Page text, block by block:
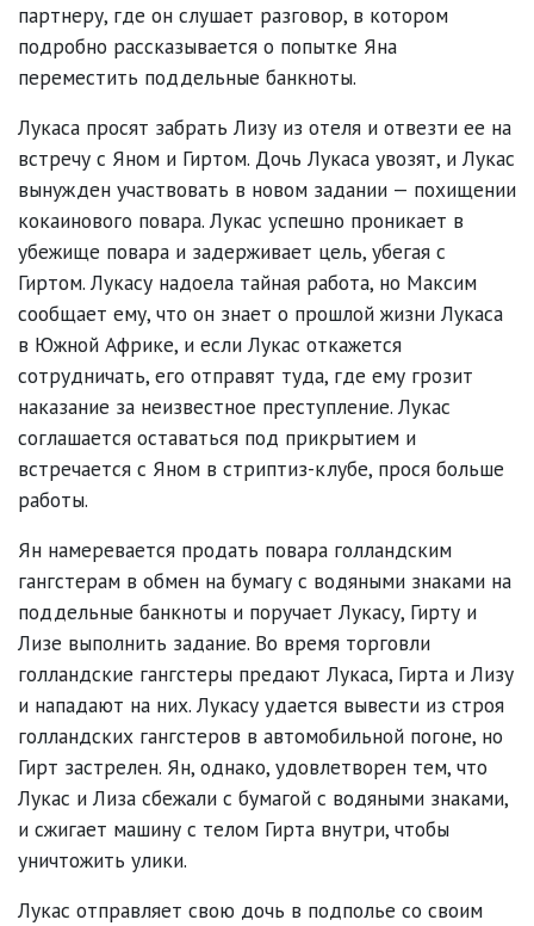
партнеру, где он слушает разговор, в котором
подробно рассказывается о попытке Яна
переместить поддельные банкноты.
Лукаса просят забрать Лизу из отеля и отвезти ее на
встречу с Яном и Гиртом. Дочь Лукаса увозят, и Лукас
вынужден участвовать в новом задании — похищении
кокаинового повара. Лукас успешно проникает в
убежище повара и задерживает цель, убегая с
Гиртом. Лукасу надоела тайная работа, но Максим
сообщает ему, что он знает о прошлой жизни Лукаса
в Южной Африке, и если Лукас откажется
сотрудничать, его отправят туда, где ему грозит
наказание за неизвестное преступление. Лукас
соглашается оставаться под прикрытием и
встречается с Яном в стриптиз-клубе, прося больше
работы.
Ян намеревается продать повара голландским
гангстерам в обмен на бумагу с водяными знаками на
поддельные банкноты и поручает Лукасу, Гирту и
Лизе выполнить задание. Во время торговли
голландские гангстеры предают Лукаса, Гирта и Лизу
и нападают на них. Лукасу удается вывести из строя
голландских гангстеров в автомобильной погоне, но
Гирт застрелен. Ян, однако, удовлетворен тем, что
Лукас и Лиза сбежали с бумагой с водяными знаками,
и сжигает машину с телом Гирта внутри, чтобы
уничтожить улики.
Лукас отправляет свою дочь в подполье со своим